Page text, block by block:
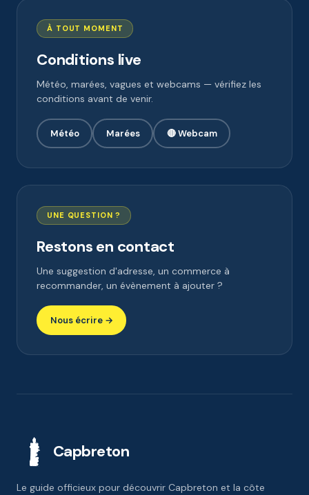
À TOUT MOMENT
Conditions live
Météo, marées, vagues et webcams — vérifiez les
conditions avant de venir.
Météo Marées 🔴 Webcam
UNE QUESTION ?
Restons en contact
Une suggestion d'adresse, un commerce à
recommander, un évènement à ajouter ?
Nous écrire →
Capbreton
Le guide officieux pour découvrir Capbreton et la côte